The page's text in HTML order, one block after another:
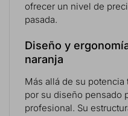
ofrecer un nivel de
pasada.
Diseño y
naranja
Más allá de su
por su diseño pensado
profesional. Su